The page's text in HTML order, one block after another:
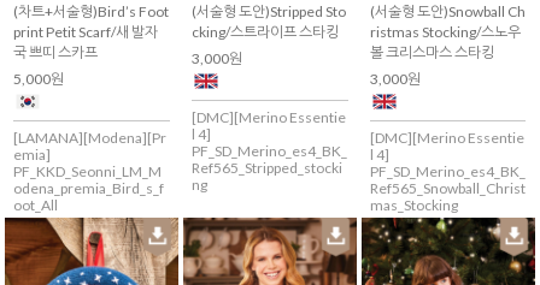
(차트+서술형)Bird’s Foot
print Petit Scarf/새 발자
국 쁘띠 스카프
5,000원
[LAMANA][Modena][Pr
emia]
PF_KKD_Seonni_LM_M
odena_premia_Bird_s_f
oot_All
(서술형 도안)Stripped Sto
cking/스트라이프 스타킹
3,000원
[DMC][Merino Essentie
l 4]
PF_SD_Merino_es4_BK_
Ref565_Stripped_stocki
ng
(서술형 도안)Snowball Ch
ristmas Stocking/스노우
볼 크리스마스 스타킹
3,000원
[DMC][Merino Essentie
l 4]
PF_SD_Merino_es4_BK_
Ref565_Snowball_Christ
mas_Stocking